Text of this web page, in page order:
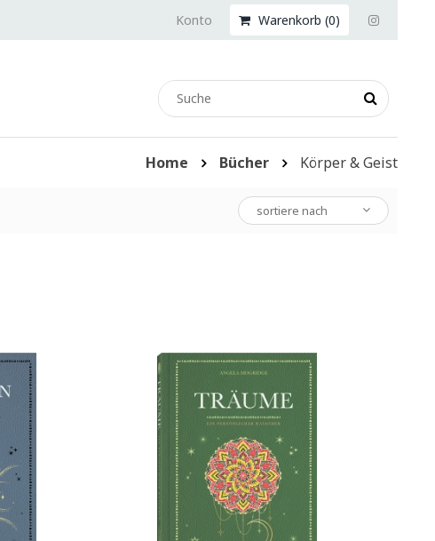
Konto Warenkorb (0)
Home Bücher Körper & Geist